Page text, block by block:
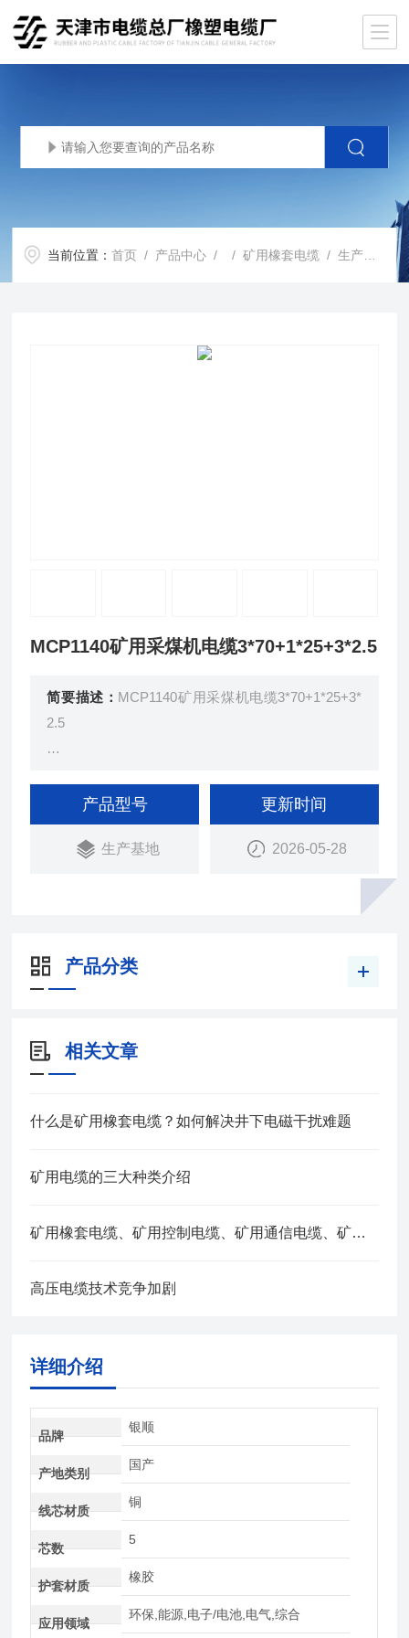
当前位置：首页 / 产品中心 / /矿用橡套电缆 / 生产基地MCP1140矿用采煤机电缆3*70+1*25+3*2.5
MCP1140矿用采煤机电缆3*70+1*25+3*2.5
简要描述： MCP1140矿用采煤机电缆3*70+1*25+3*
2.5
2.2-91）
本产品适用于额定电压Uo/1.14V及以下采煤机及类
似设备用的铜芯橡皮绝缘皮护套软电缆
产品型号
生产基地
更新时间
2026-05-28
产品分类
相关文章
什么是矿用橡套电缆？如何解决井下电磁干扰难题
矿用电缆的三大种类介绍
矿用橡套电缆、矿用控制电缆、矿用通信电缆、矿用电力电缆、矿用计算机电缆区别，看完不选错
高压电缆技术竞争加剧
详细介绍
品牌
银顺
产地类别
国产
线芯材质
铜
芯数
5
护套材质
橡胶
应用领域
环保,能源,电子/电池,电气,综合